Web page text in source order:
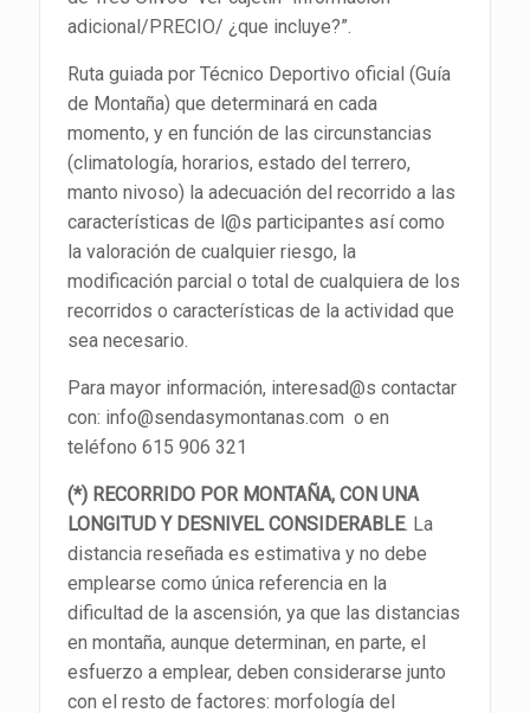
adicional/PRECIO/ ¿que incluye?”.
Ruta guiada por Técnico Deportivo oficial (Guía
de Montaña) que determinará en cada
momento, y en función de las circunstancias
(climatología, horarios, estado del terrero,
manto nivoso) la adecuación del recorrido a las
características de l@s participantes así como
la valoración de cualquier riesgo, la
modificación parcial o total de cualquiera de los
recorridos o características de la actividad que
sea necesario.
Para mayor información, interesad@s contactar
con: info@sendasymontanas.com o en
teléfono 615 906 321
(*) RECORRIDO POR MONTAÑA, CON UNA
LONGITUD Y DESNIVEL CONSIDERABLE. La
distancia reseñada es estimativa y no debe
emplearse como única referencia en la
dificultad de la ascensión, ya que las distancias
en montaña, aunque determinan, en parte, el
esfuerzo a emplear, deben considerarse junto
con el resto de factores: morfología del